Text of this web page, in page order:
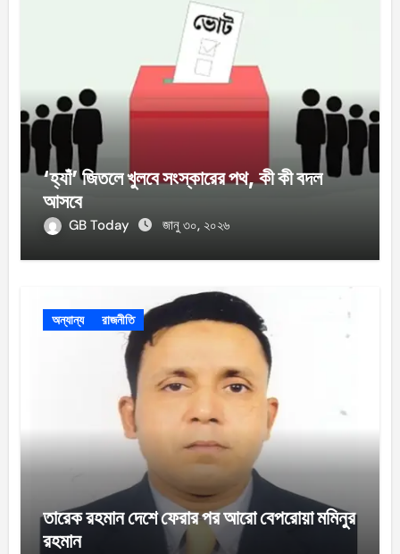
‘হ্যাঁ’ জিতলে খুলবে সংস্কারের পথ, কী কী বদল
আসবে
GB Today জানু ৩০, ২০২৬
অন্যান্য রাজনীতি
তারেক রহমান দেশে ফেরার পর আরো বেপরোয়া মমিনুর
রহমান